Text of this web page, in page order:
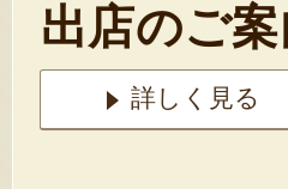
出店のご案
詳しく見る